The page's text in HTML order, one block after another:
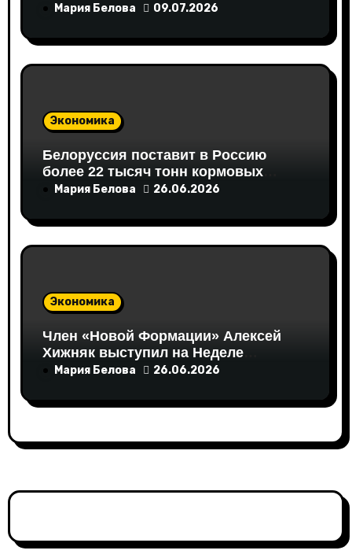
мТорговли
Мария Белова 09.07.2026
Экономика
Белоруссия поставит в Россию
более 22 тысяч тонн кормовых
аминокислот
Мария Белова 26.06.2026
Экономика
Член «Новой Формации» Алексей
Хижняк выступил на Неделе
российского ритейла с
социально ответственного бизнеса
Мария Белова 26.06.2026